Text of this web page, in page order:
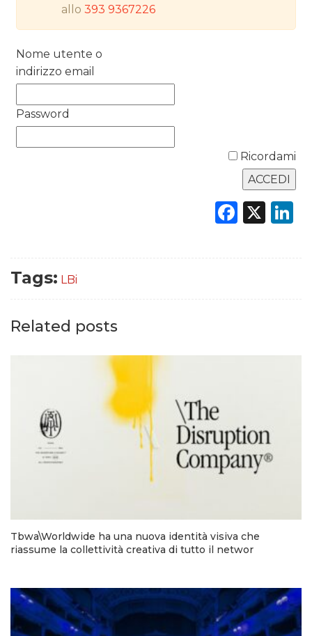
DATI
RICERCHE
PREVISIONI/SCENARI
OPINIONI
allo393 9367226
Nome utente o
indirizzo email
Password
Ricordami
X
Tags: LBi
Related posts
Tbwa\Worldwide ha una nuova identità visiva che
riassume la collettività creativa di tutto il networ